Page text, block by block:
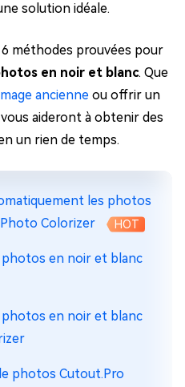
solution idéale.
méthodes prouvées pour
en noir et blanc. Que
ancienne ou offrir un
aideront à obtenir des
un rien de temps.
les photos
Colorizer
HOT
photos en noir et blanc
photos en noir et blanc
photos Cutout.Pro